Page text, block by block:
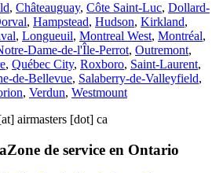
, Châteauguay, Côte Saint-Luc, Dollard-
, Hampstead, Hudson, Kirkland,
, Longueuil, Montreal West, Montréal,
Dame-de-l'Île-Perrot, Outremont,
, Québec City, Roxboro, Saint-Laurent,
de-Bellevue, Salaberry-de-Valleyfield,
, Verdun, Westmount
airmasters [dot] ca
Zone de service en Ontario